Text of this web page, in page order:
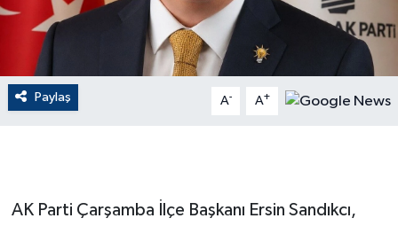
Paylaş A- A+
AK Parti Çarşamba İlçe Başkanı Ersin Sandıkcı,
EKONOMİ
English News
Gayrimenkul